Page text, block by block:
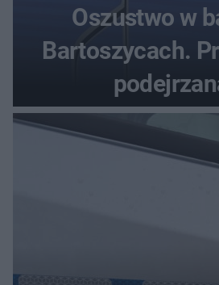
Oszustwo w
Bartoszycach.
przywłaszczenie